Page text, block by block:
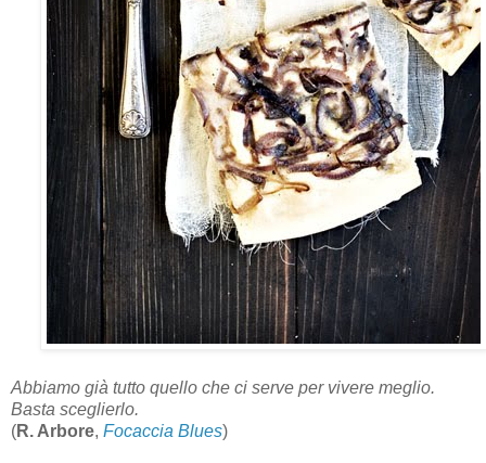
Abbiamo già tutto quello che ci serve per vivere meglio.
Basta sceglierlo.
(R. Arbore, Focaccia Blues)